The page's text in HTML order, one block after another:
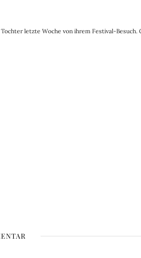
letzte Woche von ihrem Festival-Besuch.